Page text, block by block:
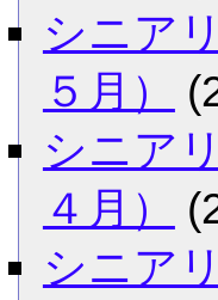
シニア
５月）
シニア
４月）
シニア